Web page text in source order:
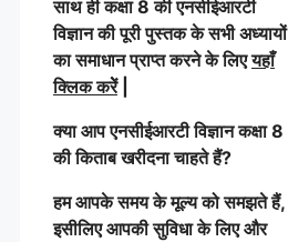
साथ ही कक्षा 8 की एनसीईआरटी
विज्ञान की पूरी पुस्तक के सभी अध्यायों
का समाधान प्राप्त करने के लिएयहाँ
क्लिक करेें|
क्या आप एनसीईआरटी विज्ञान कक्षा 8
की किताब खरीदना चाहते हैं?
हम आपके समय के मूल्य को समझते हैं,
इसीलिए आपकी सुविधा के लिए और